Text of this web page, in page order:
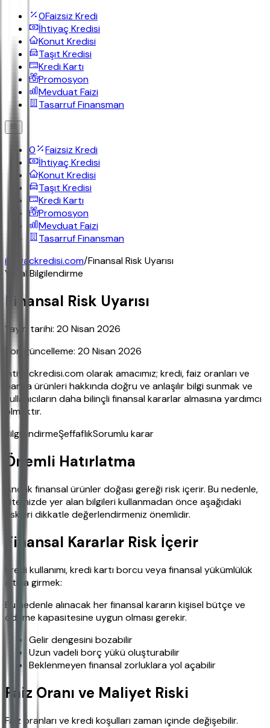
0Faizsiz Kredi
İhtiyaç Kredisi
Konut Kredisi
Taşıt Kredisi
Kredi Kartı
Promosyon
Mevduat Faizi
Tasarruf Finansman
0
Faizsiz Kredi
İhtiyaç Kredisi
Konut Kredisi
Taşıt Kredisi
Kredi Kartı
Promosyon
Mevduat Faizi
Tasarruf Finansman
ihtiyackredisi.com/Finansal Risk Uyarısı
Yasal Bilgilendirme
Finansal Risk Uyarısı
Yayın tarihi: 20 Nisan 2026
Son güncelleme: 20 Nisan 2026
ihtiyackredisi.com olarak amacımız; kredi, faiz oranları ve
banka ürünleri hakkında doğru ve anlaşılır bilgi sunmak ve
kullanıcıların daha bilinçli finansal kararlar almasına yardımcı
olmaktır.
BilgilendirmeŞeffaflıkSorumlu karar
Önemli Hatırlatma
Ancak finansal ürünler doğası gereği risk içerir. Bu nedenle,
sitemizde yer alan bilgileri kullanmadan önce aşağıdaki
riskleri dikkatle değerlendirmeniz önemlidir.
Finansal Kararlar Risk İçerir
Kredi kullanımı, kredi kartı borcu veya finansal yükümlülük
altına girmek:
Bu nedenle alınacak her finansal kararın kişisel bütçe ve
ödeme kapasitesine uygun olması gerekir.
Gelir dengesini bozabilir
Uzun vadeli borç yükü oluşturabilir
Beklenmeyen finansal zorluklara yol açabilir
Faiz Oranı ve Maliyet Riski
Faiz oranları ve kredi koşulları zaman içinde değişebilir.